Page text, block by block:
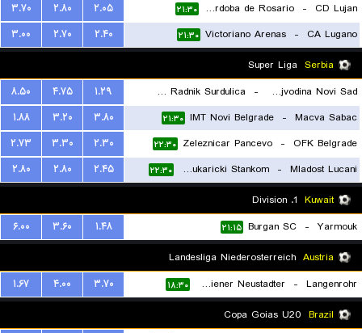
CD Lujan
-
Central Cordoba de Rosario ۲۱:۳۰ ۲.۰۵ ۲.۸۰
۳.۷۰
CA Lugano
-
Victoriano Arenas ۲۱:۳۰ ۲.۴۰ ۲.۷۰
۳.۰۰
Serbia
FK Vojvodina Novi Sad
-
FK Radnik Surdulica
۲۱:۳۰
۱.۲۹ ۴.۷۵
۸.۵۰
Macva Sabac
-
IMT Novi Belgrade ۲۱:۳۰ ۳.۸۰ ۳.۲۰
۱.۸۸
OFK Belgrade
-
Zeleznicar Pancevo ۲۲:۳۰ ۲.۳۰ ۳.۳۰
۲.۷۳
Mladost Lucani
-
FK Cukaricki Stankom ۲۲:۳۰ ۲.۴۵ ۲.۸۰
۲.۸۰
Kuwait
Yarmouk
-
Burgan SC ۲۱:۱۵ ۱.۴۸ ۳.۶۰
۶.۰۰
Austria
Langenrohr
-
SC Wiener Neustadter ۱۸:۳۰ ۳.۷۰ ۴.۰۰
۱.۶۷
Brazil